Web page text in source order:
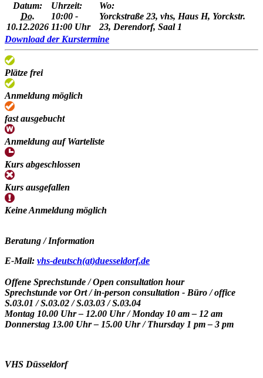
Datum:
Do.
10.12.2026
Uhrzeit:
10:00 -
11:00 Uhr
Wo:
Yorckstraße 23, vhs, Haus H, Yorckstr.
23, Derendorf, Saal 1
Download der Kurstermine
Plätze frei
Anmeldung möglich
fast ausgebucht
Anmeldung auf Warteliste
Kurs abgeschlossen
Kurs ausgefallen
Keine Anmeldung möglich
Beratung / Information
E-Mail: vhs-deutsch(at)duesseldorf.de
Offene Sprechstunde / Open consultation hour
Sprechstunde vor Ort /in-person consultation - Büro /office
S.03.01 / S.03.02 / S.03.03 / S.03.04
Montag 10.00 Uhr – 12.00 Uhr /Monday 10 am – 12 am
Donnerstag 13.00 Uhr – 15.00 Uhr /Thursday 1 pm – 3 pm
VHS Düsseldorf